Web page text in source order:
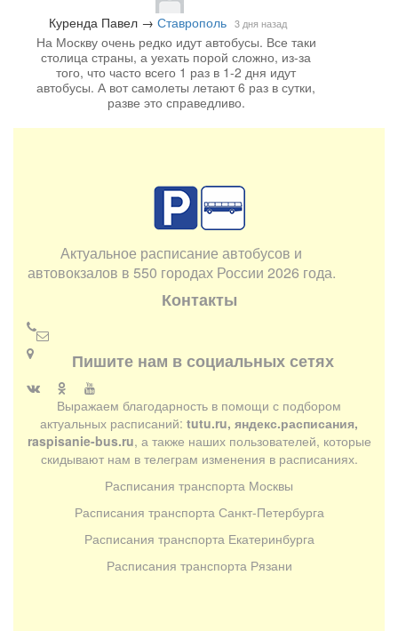
Куренда Павел→ Ставрополь 3 дня назад
На Москву очень редко идут автобусы. Все таки
столица страны, а уехать порой сложно, из-за
того, что часто всего 1 раз в 1-2 дня идут
автобусы. А вот самолеты летают 6 раз в сутки,
разве это справедливо.
Актуальное расписание автобусов и
автовокзалов в 550 городах России 2026 года.
Контакты
Пишите нам в социальных сетях
Выражаем благодарность в помощи с подбором
актуальных расписаний: tutu.ru, яндекс.расписания,
raspisanie-bus.ru, а также наших пользователей, которые
скидывают нам в телеграм изменения в расписаниях.
Расписания транспорта Москвы
Расписания транспорта Санкт-Петербурга
Расписания транспорта Екатеринбурга
Расписания транспорта Рязани